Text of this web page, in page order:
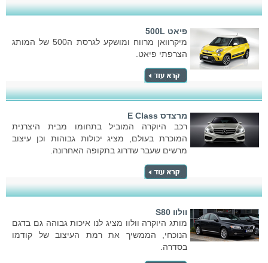
פיאט 500L
מיקרוואן מרווח ומושקע לגרסת ה500 של המותג
הצרפתי פיאט.
מרצדס E Class
רכב היוקרה המוביל בתחומו מבית היצרנית
המוכרת בעולם, מציג יכולות גבוהות וכן עיצוב
מרשים שעבר שדרוג בתקופה האחרונה.
וולוו S80
מותג היוקרה וולוו מציג לנו איכות גבוהה גם בדגם
הנוכחי, הממשיך את רמת העיצוב של קודמו
בסדרה.